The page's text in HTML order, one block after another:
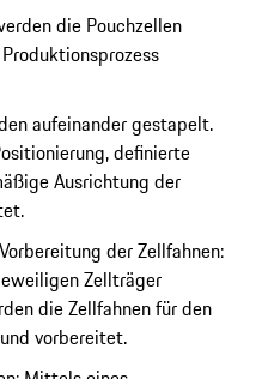
die Pouchzellen
aufeinander gestapelt.
definierte
Ausrichtung der
der Zellfahnen:
Zellträger
die Zellfahnen für den
vorbereitet.